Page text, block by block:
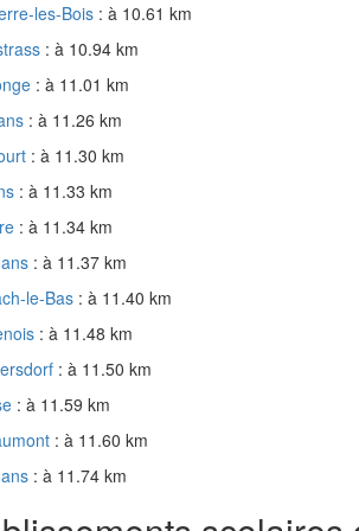
les-Bois : à 10.61 km
: à 10.94 km
: à 11.01 km
: à 11.26 km
: à 11.30 km
: à 11.33 km
: à 11.34 km
: à 11.37 km
le-Bas : à 11.40 km
: à 11.48 km
: à 11.50 km
: à 11.59 km
: à 11.60 km
: à 11.74 km